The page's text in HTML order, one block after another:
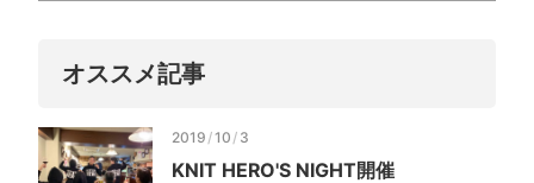
オススメ記事
2019 /10 / 3
KNIT HERO'S NIGHT開催